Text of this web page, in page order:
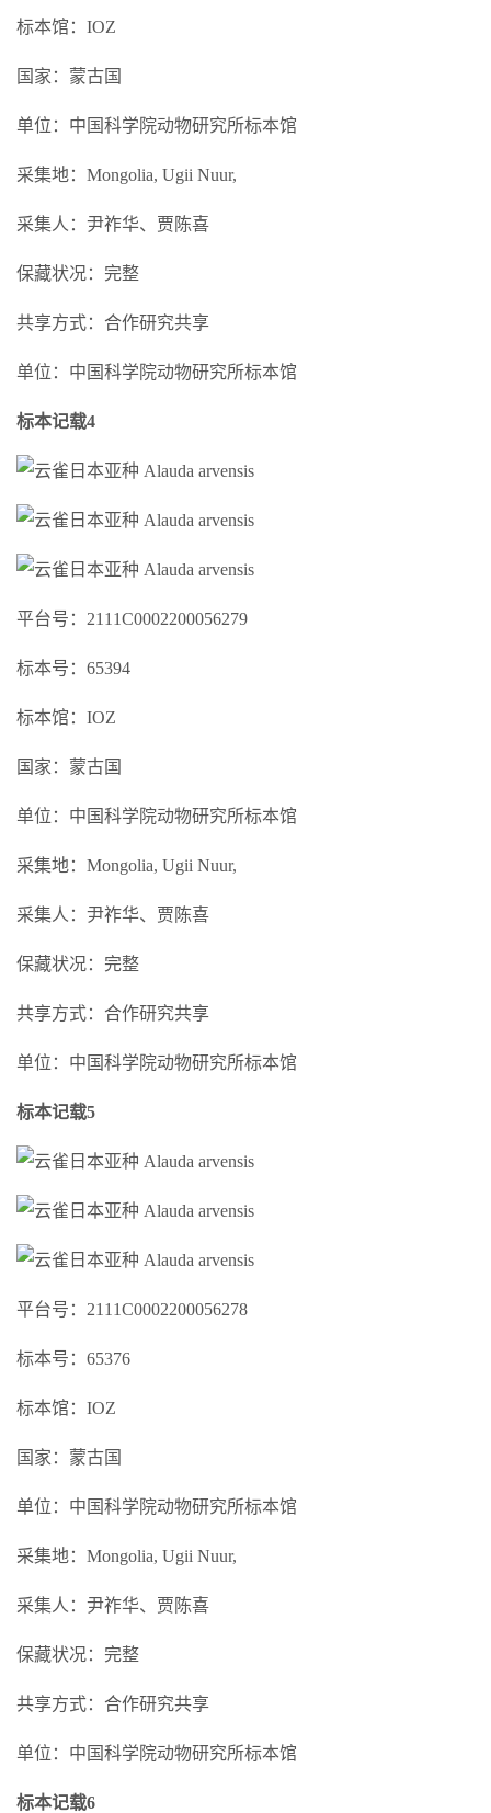
标本馆：IOZ
国家：蒙古国
单位：中国科学院动物研究所标本馆
采集地：Mongolia, Ugii Nuur,
采集人：尹祚华、贾陈喜
保藏状况：完整
共享方式：合作研究共享
单位：中国科学院动物研究所标本馆
标本记载4
平台号：2111C0002200056279
标本号：65394
标本馆：IOZ
国家：蒙古国
单位：中国科学院动物研究所标本馆
采集地：Mongolia, Ugii Nuur,
采集人：尹祚华、贾陈喜
保藏状况：完整
共享方式：合作研究共享
单位：中国科学院动物研究所标本馆
标本记载5
平台号：2111C0002200056278
标本号：65376
标本馆：IOZ
国家：蒙古国
单位：中国科学院动物研究所标本馆
采集地：Mongolia, Ugii Nuur,
采集人：尹祚华、贾陈喜
保藏状况：完整
共享方式：合作研究共享
单位：中国科学院动物研究所标本馆
标本记载6